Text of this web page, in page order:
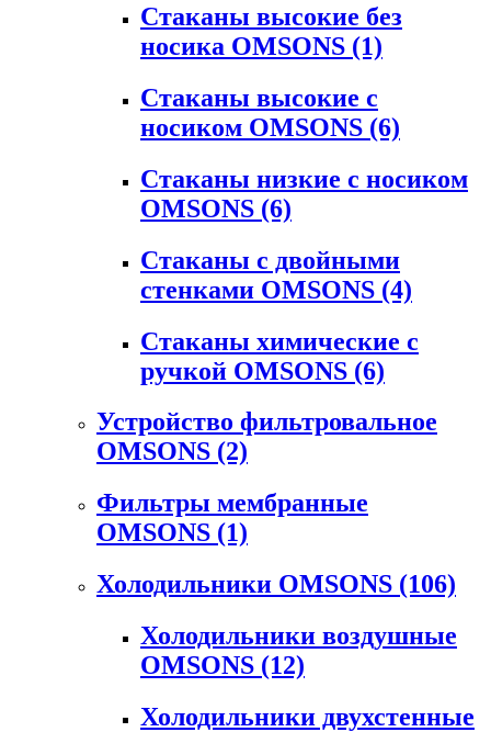
Стаканы высокие без
носика OMSONS (1)
Стаканы высокие с
носиком OMSONS (6)
Стаканы низкие с носиком
OMSONS (6)
Стаканы с двойными
стенками OMSONS (4)
Стаканы химические с
ручкой OMSONS (6)
Устройство фильтровальное
OMSONS (2)
Фильтры мембранные
OMSONS (1)
Холодильники OMSONS (106)
Холодильники воздушные
OMSONS (12)
Холодильники двухстенные